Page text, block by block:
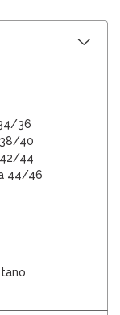
36
38/40
42/44
44/46